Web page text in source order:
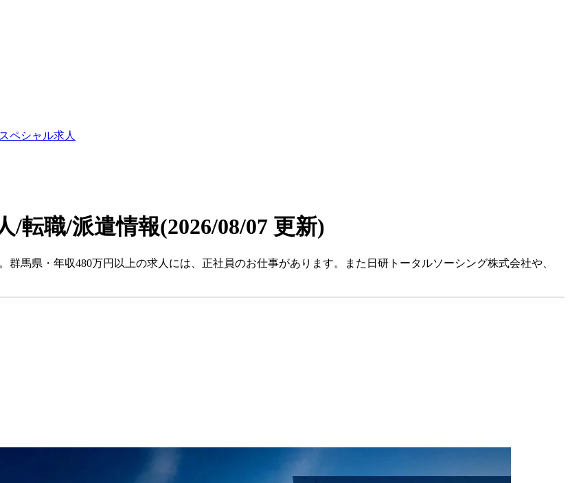
スペシャル求人
/転職/派遣情報(2026/08/07 更新)
馬県・年収480万円以上の求人には、正社員のお仕事があります。また日研トータルソーシング株式会社や、